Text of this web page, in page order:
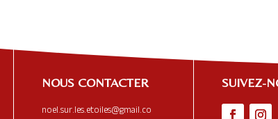
NOUS CONTACTER
noel.sur.les.etoiles@gmail.co
SUIVEZ-